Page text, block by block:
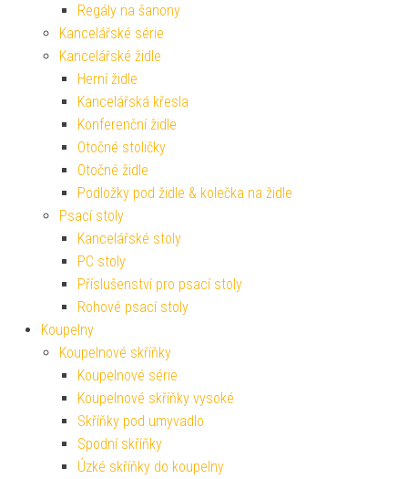
Regály na šanony
Kancelářské série
Kancelářské židle
Herní židle
Kancelářská křesla
Konferenční židle
Otočné stoličky
Otočné židle
Podložky pod židle & kolečka na židle
Psací stoly
Kancelářské stoly
PC stoly
Příslušenství pro psací stoly
Rohové psací stoly
Koupelny
Koupelnové skříňky
Koupelnové série
Koupelnové skříňky vysoké
Skříňky pod umyvadlo
Spodní skříňky
Úzké skříňky do koupelny